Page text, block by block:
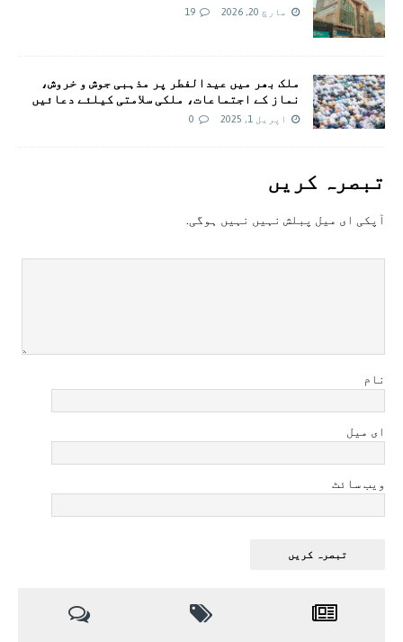
مارچ 20, 2026 19
ملک بھر میں عیدالفطر پر مذہبی جوش و خروش،
نماز کے اجتماعات، ملکی سلامتی کیلئے دعائیں
اپریل 1, 2025 0
تبصرہ کريں
آپکی ای ميل پبلش نہيں نہيں ہوگی.
نام
ای میل
ویب سائٹ